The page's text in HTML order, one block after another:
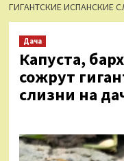
ГИГАНТСКИЕ ИСПАНСКИЕ
Дача
Капуста,
сожрут
слизни на